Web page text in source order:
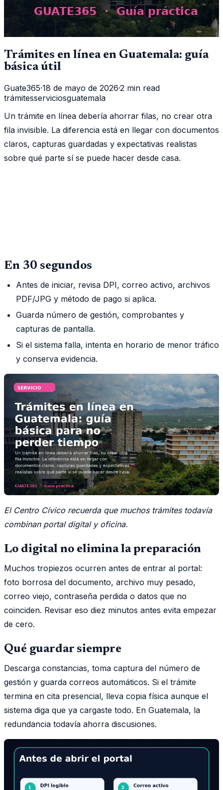
Trámites en línea en Guatemala: guía
básica útil
Guate365·18 de mayo de 2026·2 min read
trámitesserviciosguatemala
Un trámite en línea debería ahorrar filas, no crear otra
fila invisible. La diferencia está en llegar con documentos
claros, capturas guardadas y expectativas realistas
sobre qué parte sí se puede hacer desde casa.
En 30 segundos
Antes de iniciar, revisa DPI, correo activo, archivos
PDF/JPG y método de pago si aplica.
Guarda número de gestión, comprobantes y
capturas de pantalla.
Si el sistema falla, intenta en horario de menor tráfico
y conserva evidencia.
El Centro Cívico recuerda que muchos trámites todavía
combinan portal digital y oficina.
Lo digital no elimina la preparación
Muchos tropiezos ocurren antes de entrar al portal:
foto borrosa del documento, archivo muy pesado,
correo viejo, contraseña perdida o datos que no
coinciden. Revisar eso diez minutos antes evita empezar
de cero.
Qué guardar siempre
Descarga constancias, toma captura del número de
gestión y guarda correos automáticos. Si el trámite
termina en cita presencial, lleva copia física aunque el
sistema diga que ya cargaste todo. En Guatemala, la
redundancia todavía ahorra discusiones.